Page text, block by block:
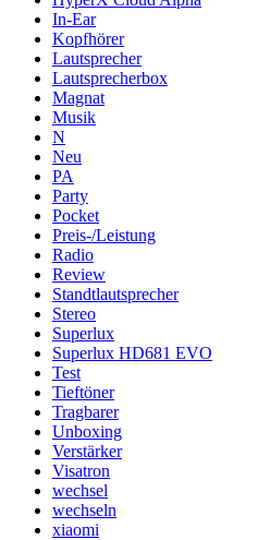
In-Ear
Kopfhörer
Lautsprecher
Lautsprecherbox
Magnat
Musik
N
Neu
PA
Party
Pocket
Preis-/Leistung
Radio
Review
Standtlautsprecher
Stereo
Superlux
Superlux HD681 EVO
Test
Tieftöner
Tragbarer
Unboxing
Verstärker
Visatron
wechsel
wechseln
xiaomi